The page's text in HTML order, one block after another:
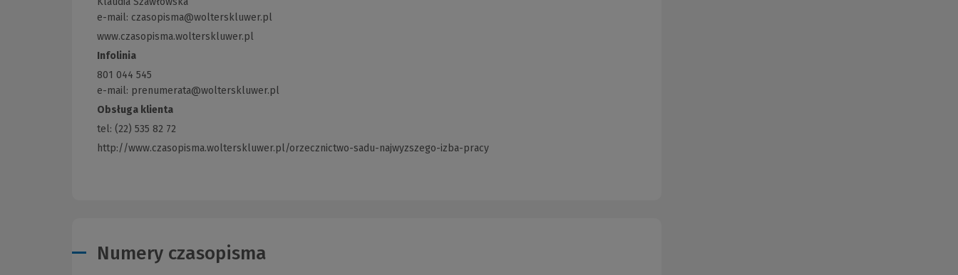
e-mail: czasopisma@wolterskluwer.pl
www.czasopisma.wolterskluwer.pl
strony)
Infolinia
801 044 545
e-mail: prenumerata@wolterskluwer.pl
Obsługa klienta
tel: (22) 535 82 72
http://www.czasopisma.wolterskluwer.pl/orzecznictwo-sadu-najwyzszego-izba-pracy
Numery czasopisma